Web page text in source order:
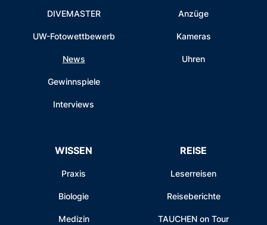
DIVEMASTER
UW-Fotowettbewerb
News
Gewinnspiele
Interviews
Anzüge
Kameras
Uhren
WISSEN
Praxis
Biologie
Medizin
REISE
Leserreisen
Reiseberichte
TAUCHEN on Tour